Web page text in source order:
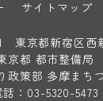
サイトマップ
東京都新宿区西
京都 都市整備局
政策部 多摩まち
話：03-5320-5473